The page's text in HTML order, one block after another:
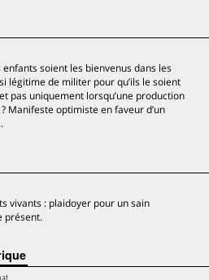
soient les bienvenus dans les
légitime de militer pour qu’ils le soient
pas uniquement lorsqu’une production
Manifeste optimiste en faveur d’un
vivants : plaidoyer pour un sain
présent.